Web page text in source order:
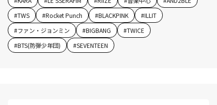
#TWS #Rocket Punch #BLACKPINK #ILLIT
#ファン・ジョンミン #BIGBANG #TWICE
#BTS(防弾少年団) #SEVENTEEN